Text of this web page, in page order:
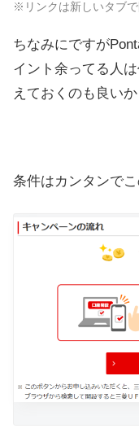
※リンクは新しいタブ
ちなみにですが
イント余ってる人
えておくのも良い
条件はカンタンでこ